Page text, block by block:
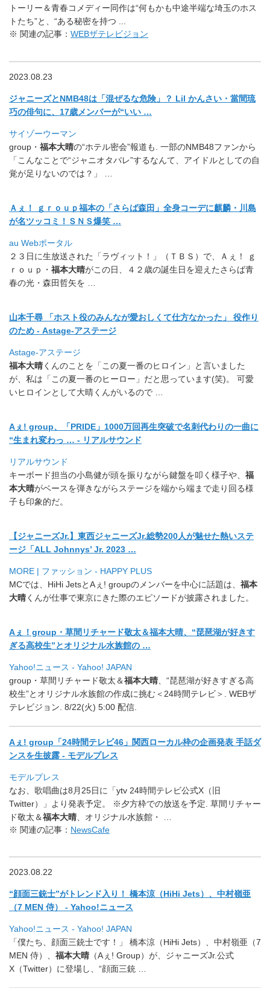
トーリー＆青春コメディー同作は“何もかも中途半端な埼玉のホス
トたち”と、“ある秘密を持つ .
※ 関連の記事： WEBザテレビジョン
2023.08.23
ジャニーズとNMB48は「混ぜるな危険」？ Lil かんさい・當間琉
巧の俳句に、17歳メンバーが“いい …
サイゾーウーマン
group・ 福本大晴の“ホテル密会”報道も. 一部のNMB48ファンから
「こんなことで“ジャニオタバレ”するなんて、アイドルとしての自
覚が足りないのでは？」 …
Ａぇ！ ｇｒｏｕｐ福本の「さらば森田」全身コーデに麒麟・ 川島
が名ツッコミ！ＳＮＳ爆笑 …
au Webポータル
２３日に生放送された「ラヴィット！」（ＴＢＳ）で、Ａぇ！ ｇ
ｒｏｕｐ・ 福本大晴がこの日、
４２歳の誕生日を迎えたさらば青
春の光・森田哲矢を …
山本千尋 「ホスト役のみんなが愛おしくて仕方なかった」 役作り
のため - Astage-アステージ
Astage-アステージ
福本大晴くんのことを「この夏一番のヒロイン」と言いました
が、 私は「この夏一番のヒーロー」だと思っています(笑)。 可愛
いヒロインとして大晴くんがいるので …
Aぇ! group、「PRIDE」 1000万回再生突破で名刺代わりの一曲に
“生まれ変わっ … - リアルサウンド
リアルサウンド
キーボード担当の小島健が頭を振りながら鍵盤を叩く様子や、 福
本大晴がベースを弾きながらステージを端から端まで走り回る様
子も印象的だ。
【ジャニーズJr.】東西ジャニーズJr.総勢200人が魅せた熱いステ
ージ「ALL Johnnys’ Jr. 2023 …
MORE | ファッション - HAPPY PLUS
MCでは、HiHi JetsとAぇ! groupのメンバーを中心に話題は、 福本
大晴くんが仕事で東京にきた際のエピソードが披露されました。
Aぇ！group・草間リチャード敬太＆福本大晴、“琵琶湖が好きす
ぎる高校生”とオリジナル水族館の …
Yahoo!ニュース - Yahoo! JAPAN
group・草間リチャード敬太＆福本大晴 、“琵琶湖が好きすぎる高
校生”とオリジナル水族館の作成に挑む＜ 24時間テレビ＞. WEBザ
テレビジョン. 8/22(火) 5:00 配信.
Aぇ! group「24時間テレビ46」関西ローカル枠の企画発表 手話ダ
ンスを生披露 - モデルプレス
モデルプレス
なお、歌唱曲は8月25日に「ytv 24時間テレビ公式X（旧
Twitter）」より発表予定。 ※夕方枠での放送を予定. 草間リチャー
ド敬太＆福本大晴 、オリジナル水族館・ …
※ 関連の記事： NewsCafe
2023.08.22
“顔面三銃士”がトレンド入り！ 橋本涼（HiHi Jets）、中村嶺亜
（7 MEN 侍） - Yahoo!ニュース
Yahoo!ニュース - Yahoo! JAPAN
「僕たち、顔面三銃士です！」 橋本涼（HiHi Jets）、中村嶺亜（7
MEN 侍）、 福本大晴 （Aぇ! Group）が、ジャニーズJr.公式
X（Twitter） に登場し、“顔面三銃 …